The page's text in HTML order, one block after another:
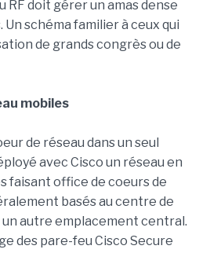
RF doit gérer un amas dense
schéma familier à ceux qui
de grands congrès ou de
mobiles
de réseau dans un seul
avec Cisco un réseau en
faisant office de coeurs de
basés au centre de
un autre emplacement central.
des pare-feu Cisco Secure